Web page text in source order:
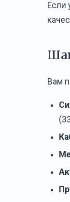
Если
Вам